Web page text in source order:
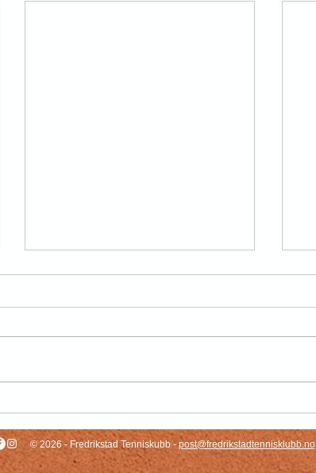
© 2026- Fredrikstad Tenniskubb - post@fredrikstadtennisklubb.no